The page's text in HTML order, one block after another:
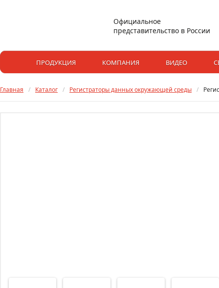
ПРОДУКЦИЯ КОМПАНИЯ ВИДЕО
Официальное
представительство в России
Главная / Каталог / Регистраторы данных окружающей среды /